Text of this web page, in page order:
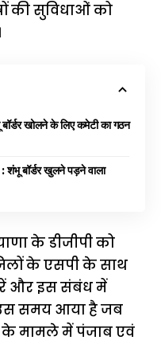
की सुविधाओं को
खोलने के लिए कमेटी का गठन
खुलने पड़ने वाला
के डीजीपी को
के एसपी के साथ
और इस संबंध में
समय आया है जब
के मामले में पंजाब एवं